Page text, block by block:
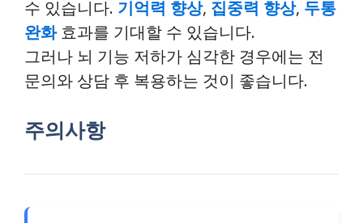
수 있습니다. 기억력 향상, 집중력 향상, 두통
완화효과를 기대할 수 있습니다.
그러나 뇌 기능 저하가 심각한 경우에는 전
문의와 상담 후 복용하는 것이 좋습니다.
주의사항